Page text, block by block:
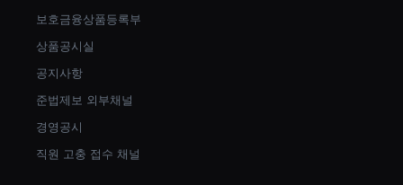
보호금융상품등록부
상품공시실
공지사항
준법제보 외부채널
경영공시
직원 고충 접수 채널